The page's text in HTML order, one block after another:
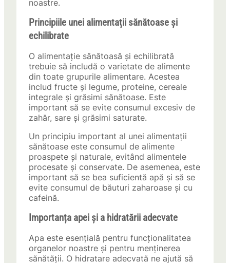
noastre.
Principiile unei alimentații sănătoase și
echilibrate
O alimentație sănătoasă și echilibrată
trebuie să includă o varietate de alimente
din toate grupurile alimentare. Acestea
includ fructe și legume, proteine, cereale
integrale și grăsimi sănătoase. Este
important să se evite consumul excesiv de
zahăr, sare și grăsimi saturate.
Un principiu important al unei alimentații
sănătoase este consumul de alimente
proaspete și naturale, evitând alimentele
procesate și conservate. De asemenea, este
important să se bea suficientă apă și să se
evite consumul de băuturi zaharoase și cu
cafeină.
Importanța apei și a hidratării adecvate
Apa este esențială pentru funcționalitatea
organelor noastre și pentru menținerea
sănătății. O hidratare adecvată ne ajută să